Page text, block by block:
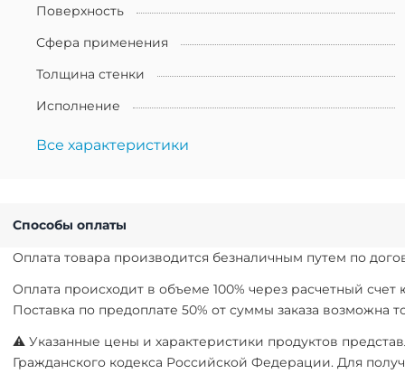
Поверхность
Сфера применения
Толщина стенки
Исполнение
Все характеристики
Способы оплаты
Оплата товара производится безналичным путем по
Оплата происходит в объеме 100% через расчетный
Поставка по предоплате 50% от суммы заказа
⚠ Указанные цены и характеристики продуктов
Гражданского кодекса Российской Федерации. Для